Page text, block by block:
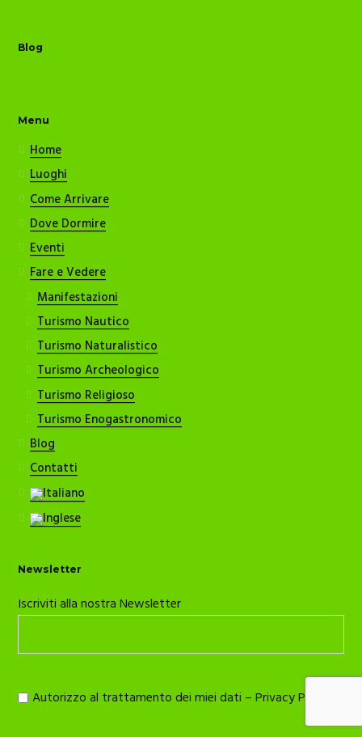
Blog
Menu
Home
Luoghi
Come Arrivare
Dove Dormire
Eventi
Fare e Vedere
Manifestazioni
Turismo Nautico
Turismo Naturalistico
Turismo Archeologico
Turismo Religioso
Turismo Enogastronomico
Blog
Contatti
Newsletter
Iscriviti alla nostra Newsletter
Autorizzo al trattamento dei miei dati –Privacy Policy